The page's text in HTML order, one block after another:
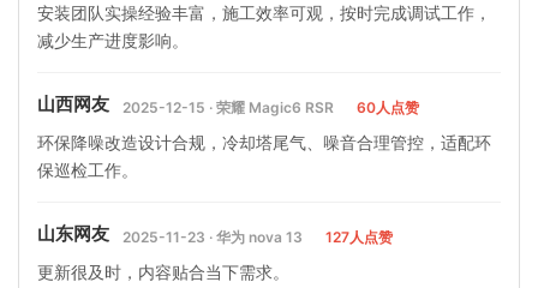
安装团队实操经验丰富，施工效率可观，按时完成调试工作，
减少生产进度影响。
山西网友 2025-12-15 · 荣耀 Magic6 RSR 60人点赞
环保降噪改造设计合规，冷却塔尾气、噪音合理管控，适配环
保巡检工作。
山东网友 2025-11-23 · 华为 nova 13 127人点赞
更新很及时，内容贴合当下需求。